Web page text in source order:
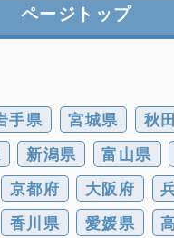
ページトップ
手県 宮城県 秋
新潟県 富山県
京都府 大阪府
香川県 愛媛県